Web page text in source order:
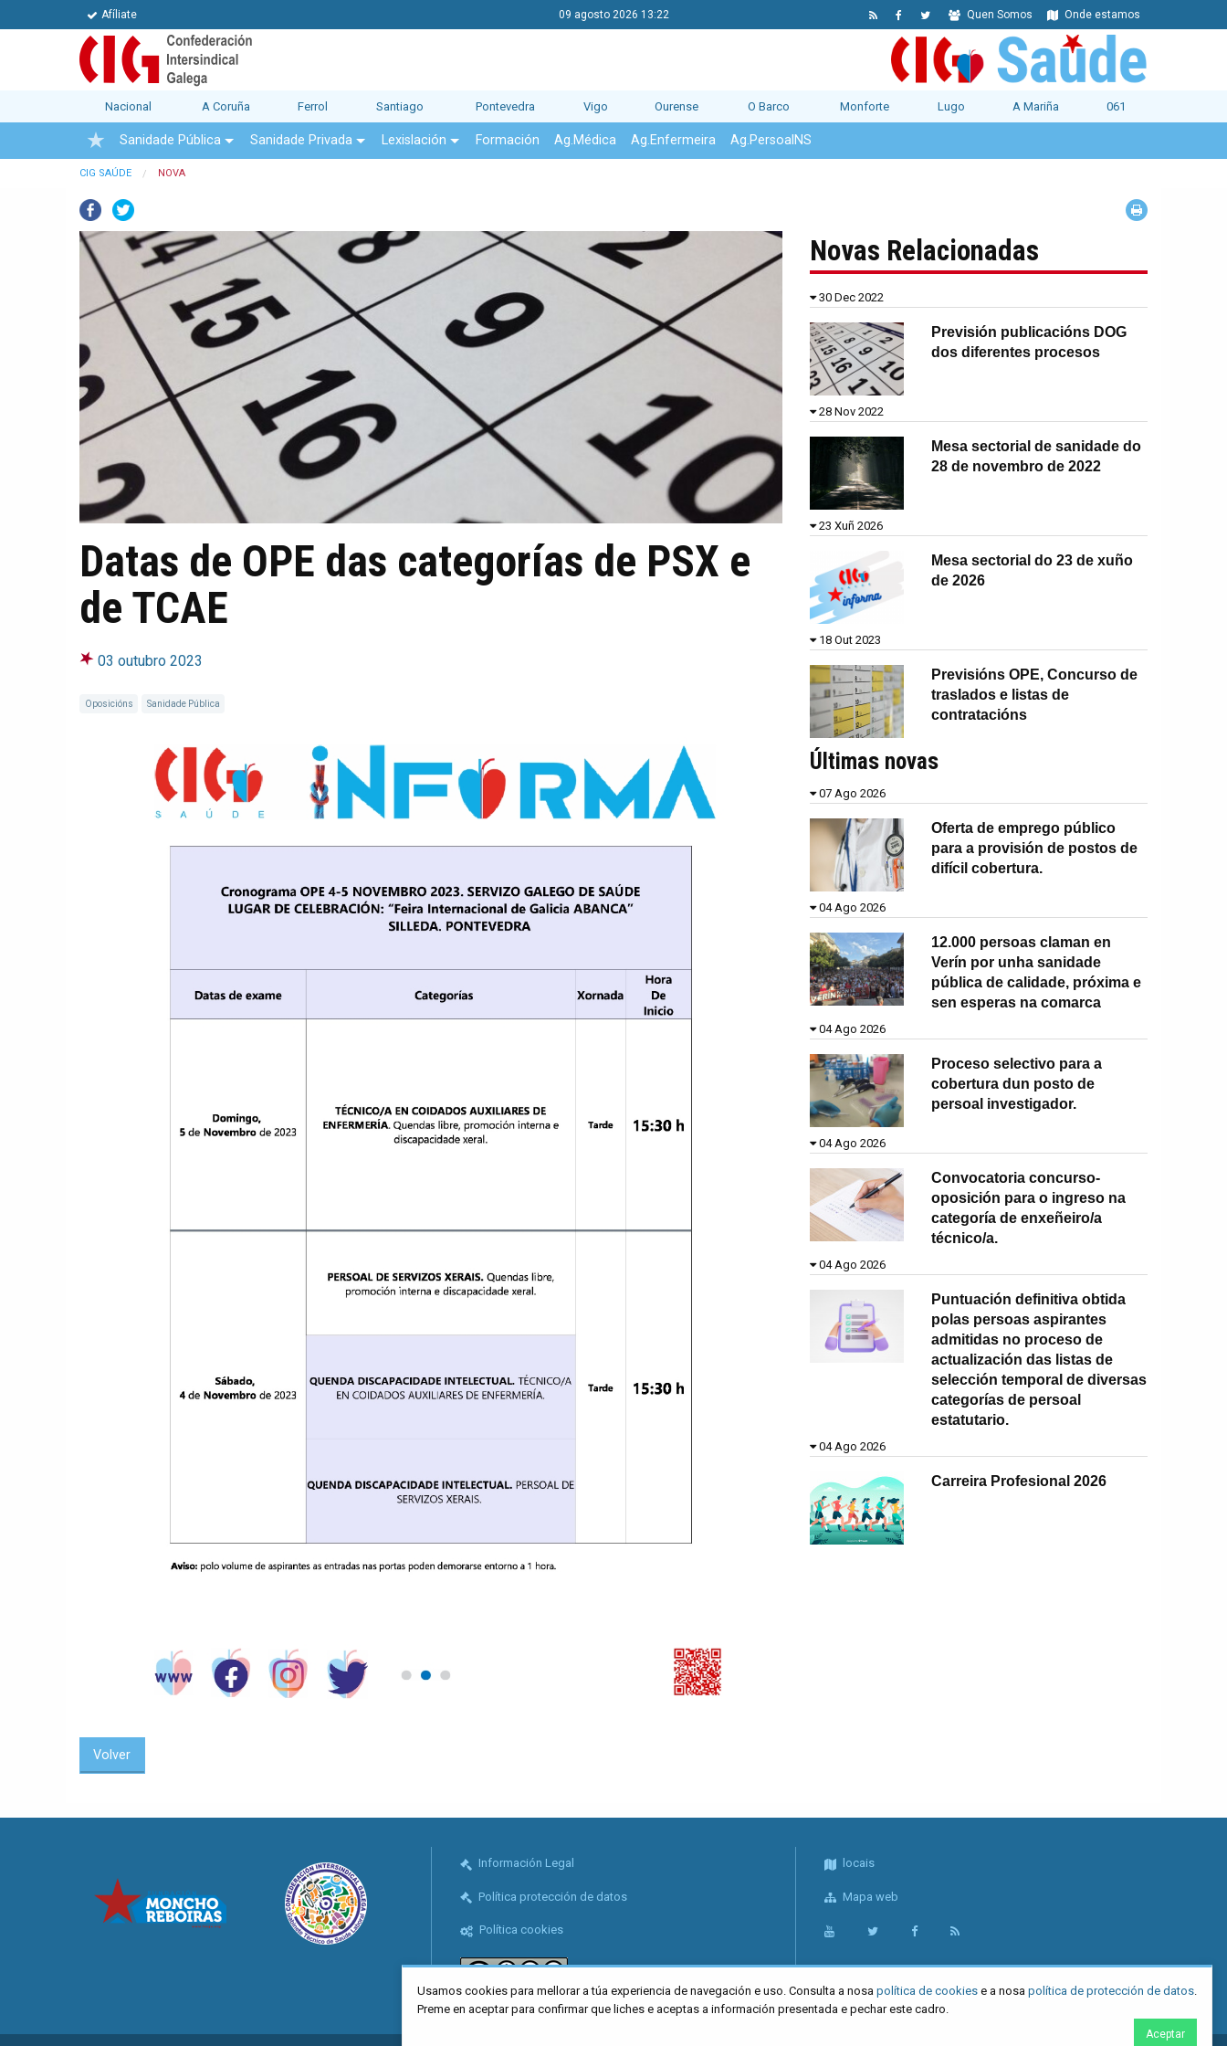
Afíliate 09 agosto 2026 13:22 Onde estamos
Quen Somos
Nacional A Coruña Ferrol Santiago Pontevedra Vigo Ourense O Barco Monforte Lugo A Mariña 061
Sanidade Pública Sanidade Privada Lexislación Formación Ag.Médica Ag.Enfermeira Ag.PersoalNS
CIG SAÚDE NOVA
Facebook
Datas de OPE das categorías de PSX e
de TCAE
03 outubro 2023
Oposicións Sanidade Pública
Volver
Novas Relacionadas
30 Dec 2022
Previsión publicacións DOG
dos diferentes procesos
28 Nov 2022
Mesa sectorial de sanidade do
28 de novembro de 2022
23 Xuñ 2026
Mesa sectorial do 23 de xuño
de 2026
18 Out 2023
Previsións OPE, Concurso de
traslados e listas de
contratacións
Últimas novas
07 Ago 2026
Oferta de emprego público
para a provisión de postos de
difícil cobertura.
04 Ago 2026
12.000 persoas claman en
Verín por unha sanidade
pública de calidade, próxima e
sen esperas na comarca
04 Ago 2026
Proceso selectivo para a
cobertura dun posto de
persoal investigador.
04 Ago 2026
Convocatoria concurso-
oposición para o ingreso na
categoría de enxeñeiro/a
técnico/a.
04 Ago 2026
Puntuación definitiva obtida
polas persoas aspirantes
admitidas no proceso de
actualización das listas de
selección temporal de diversas
categorías de persoal
estatutario.
04 Ago 2026
Carreira Profesional 2026
Información Legal
Política protección de datos
Política cookies
locais
Mapa web
Usamos cookies para mellorar a túa experiencia de navegación e uso. Consulta a nosa política de cookies e a nosa política de protección de datos
Preme en aceptar para confirmar que liches e aceptas a información presentada e pechar este cadro.
Aceptar